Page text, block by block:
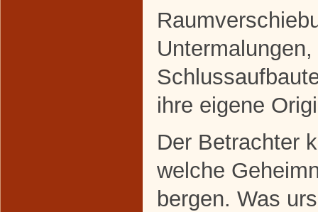
ihre eigene
Der Betrachter
welche
bergen. Was